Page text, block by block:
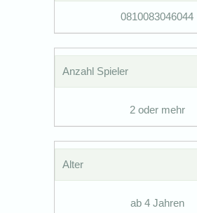
0810083046044
Anzahl Spieler
2 oder mehr
Alter
ab 4 Jahren